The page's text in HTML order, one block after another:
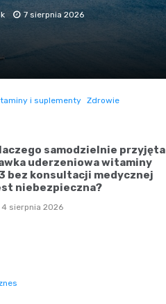
7 sierpnia 2026
i suplementy Zdrowie
samodzielnie przyjęta
uderzeniowa witaminy
bez konsultacji medycznej
niebezpieczna?
4 sierpnia 2026